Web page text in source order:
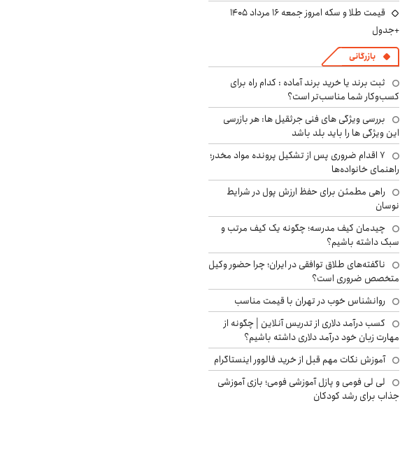
قیمت طلا و سکه امروز جمعه ۱۶ مرداد ۱۴۰۵
+جدول
بازرگانی
ثبت برند یا خرید برند آماده : کدام راه برای
کسب‌وکار شما مناسب‌تر است؟
بررسی ویژگی های فنی جرثقیل ها: هر بازرسی
این ویژگی ها را باید بلد باشد
۷ اقدام ضروری پس از تشکیل پرونده مواد مخدر؛
راهنمای خانواده‌ها
راهی مطمئن برای حفظ ارزش پول در شرایط
نوسان
چیدمان کیف مدرسه؛ چگونه یک کیف مرتب و
سبک داشته باشیم؟
ناگفته‌های طلاق توافقی در ایران؛ چرا حضور وکیل
متخصص ضروری است؟
روانشناس خوب در تهران با قیمت مناسب
کسب درآمد دلاری از تدریس آنلاین | چگونه از
مهارت زبان خود درآمد دلاری داشته باشیم؟
آموزش نکات مهم قبل از خرید فالوور اینستاگرام
لی لی فومی و پازل آموزشی فومی؛ بازی آموزشی
جذاب برای رشد کودکان